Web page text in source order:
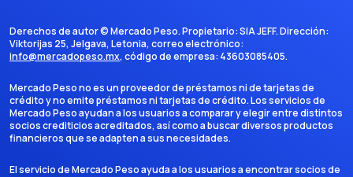
Derechos de autor ©Mercado Peso. Propietario:SIA JEFF. Dirección:
Viktorijas 25, Jelgava, Letonia, correo electrónico:
info@mercadopeso.mx, código de empresa: 43603085405.
Mercado Peso no es un proveedor de préstamos ni de tarjetas de
crédito y no emite préstamos ni tarjetas de crédito. Los servicios de
Mercado Peso ayudan a los usuarios a comparar y elegir entre distintos
socios crediticios acreditados, así como a buscar diversos productos
financieros que se adapten a sus necesidades.
El servicio de Mercado Peso ayuda a los usuarios a encontrar socios de